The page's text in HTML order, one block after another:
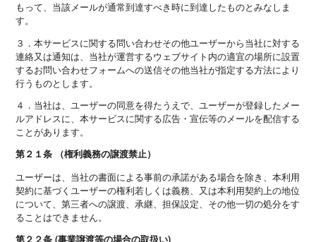
もって、当該メールが通常到達すべき時に到達したものとみなしま
す。
３．本サービスに関する問い合わせその他ユーザーから当社に対する
連絡又は通知は、当社が運営するウェブサイト内の適宜の場所に設置
するお問い合わせフォームへの送信その他当社が指定する方法により
行うものとします。
４．当社は、ユーザーの同意を得たうえで、ユーザーが登録したメー
ルアドレスに、本サービスに関する広告・宣伝等のメールを配信する
ことがあります。
第２１条 （権利義務の譲渡禁止）
ユーザーは、当社の書面による事前の承諾がある場合を除き、本利用
契約に基づくユーザーの権利若しくは義務、又は本利用契約上の地位
について、第三者への譲渡、承継、担保設定、その他一切の処分をす
ることはできません。
第２２条 (事業譲渡等の場合の取扱い)